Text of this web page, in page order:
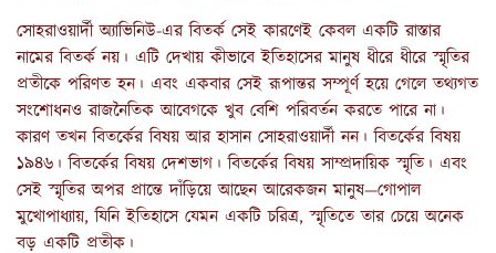
সোহরাওয়ার্দী অ্যাভিনিউ-এর বিতর্ক সেই কারণেই কেবল একটি রাস্তার
নামের বিতর্ক নয়। এটি দেখায় কীভাবে ইতিহাসের মানুষ ধীরে ধীরে স্মৃতির
প্রতীকে পরিণত হন। এবং একবার সেই রূপান্তর সম্পূর্ণ হয়ে গেলে তথ্যগত
সংশোধনও রাজনৈতিক আবেগকে খুব বেশি পরিবর্তন করতে পারে না।
কারণ তখন বিতর্কের বিষয় আর হাসান সোহরাওয়ার্দী নন। বিতর্কের বিষয়
১৯৪৬। বিতর্কের বিষয় দেশভাগ। বিতর্কের বিষয় সাম্প্রদায়িক স্মৃতি। এবং
সেই স্মৃতির অপর প্রান্তে দাঁড়িয়ে আছেন আরেকজন মানুষ—গোপাল
মুখোপাধ্যায়, যিনি ইতিহাসে যেমন একটি চরিত্র, স্মৃতিতে তার চেয়ে অনেক
বড় একটি প্রতীক।